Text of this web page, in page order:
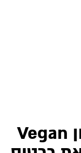
מצטרפים למועדון Vegan